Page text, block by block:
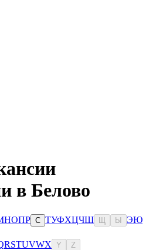
в Белово
НОПР С ТУФХЦЧШ Ы ЭЮ
RSTUVWX Y Z